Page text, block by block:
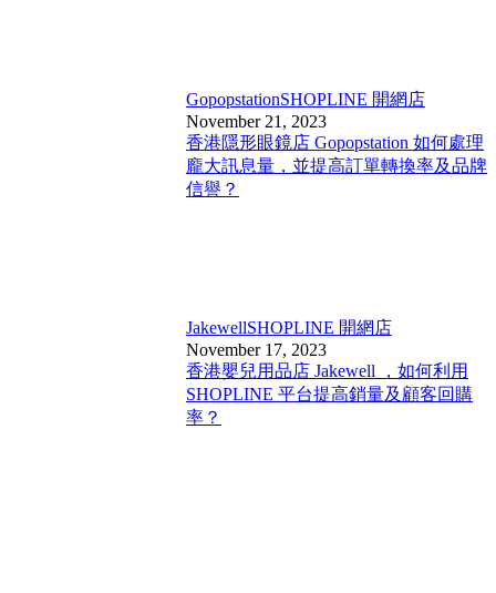
GopopstationSHOPLINE 開網店
November 21, 2023
香港隱形眼鏡店 Gopopstation 如何處理
龐大訊息量，並提高訂單轉換率及品牌
信譽？
JakewellSHOPLINE 開網店
November 17, 2023
香港嬰兒用品店 Jakewell ，如何利用
SHOPLINE 平台提高銷量及顧客回購
率？